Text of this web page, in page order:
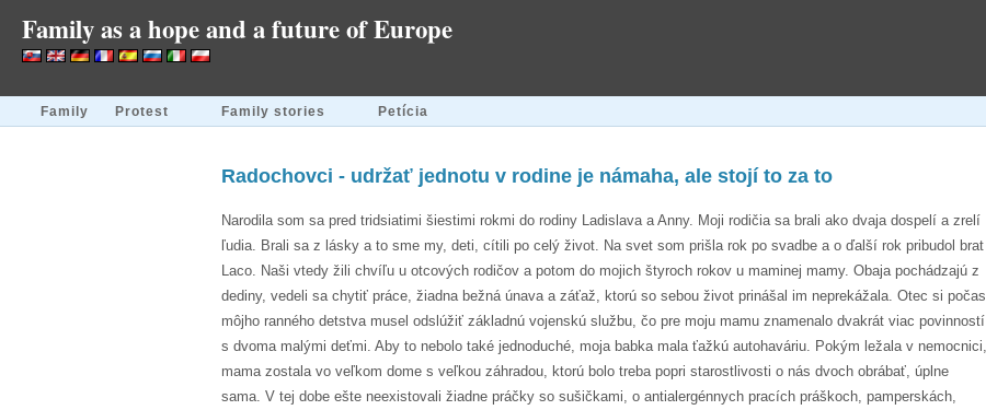
Family as a hope and a future of Europe
Family Protest Family stories Petícia
Radochovci - udržať jednotu v rodine je námaha, ale stojí to za to
Narodila som sa pred tridsiatimi šiestimi rokmi do rodiny Ladislava a Anny. Moji rodičia sa brali ako dvaja dospelí a zrelí
ľudia. Brali sa z lásky a to sme my, deti, cítili po celý život. Na svet som prišla rok po svadbe a o ďalší rok pribudol brat
Laco. Naši vtedy žili chvíľu u otcových rodičov a potom do mojich štyroch rokov u maminej mamy. Obaja pochádzajú z
dediny, vedeli sa chytiť práce, žiadna bežná únava a záťaž, ktorú so sebou život prinášal im neprekážala. Otec si počas
môjho ranného detstva musel odslúžiť základnú vojenskú službu, čo pre moju mamu znamenalo dvakrát viac povinností
s dvoma malými deťmi. Aby to nebolo také jednoduché, moja babka mala ťažkú autohaváriu. Pokým ležala v nemocnici,
mama zostala vo veľkom dome s veľkou záhradou, ktorú bolo treba popri starostlivosti o nás dvoch obrábať, úplne
sama. V tej dobe ešte neexistovali žiadne práčky so sušičkami, o antialergénnych pracích práškoch, pamperskách,